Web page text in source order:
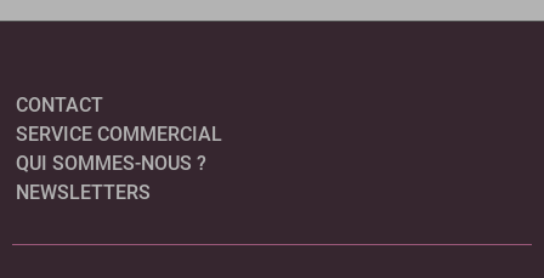
CONTACT
SERVICE COMMERCIAL
QUI SOMMES-NOUS ?
NEWSLETTERS